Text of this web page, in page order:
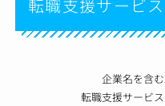
転職支援サービ
企業名を含
転職支援サービ